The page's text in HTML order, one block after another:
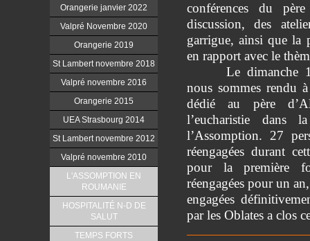
Orangerie janvier 2022
Valpré Novembre 2020
Orangerie 2019
St Lambert novembre 2018
Valpré novembre 2016
Orangerie 2015
UEA Strasbourg 2014
St Lambert novembre 2012
Valpré novembre 2010
L'ASSOMPTION EN
ROUMANIE
HOSPITALITÉ N-D DE
SALUT
TEMPS FORTS
conférences du
discussion, des
garrigue, ainsi que la
en rapport avec le
Le dimanche
nous sommes rendu
dédié au père
l’eucharistie dans
l’Assomption. 27
réengagées durant
pour la première
réengagées pour un
engagées
par les Oblates a clos